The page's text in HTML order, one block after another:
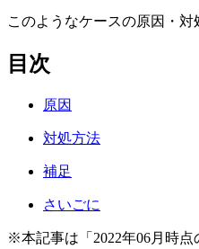
このようなケースの原因・対
目次
原因
対処方法
補足
さいごに
※本記事は「2022年06月時点